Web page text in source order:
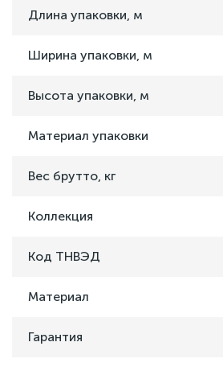
Длина упаковки, м
Ширина упаковки, м
Высота упаковки, м
Материал упаковки
Вес брутто, кг
Коллекция
Код ТНВЭД
Материал
Гарантия